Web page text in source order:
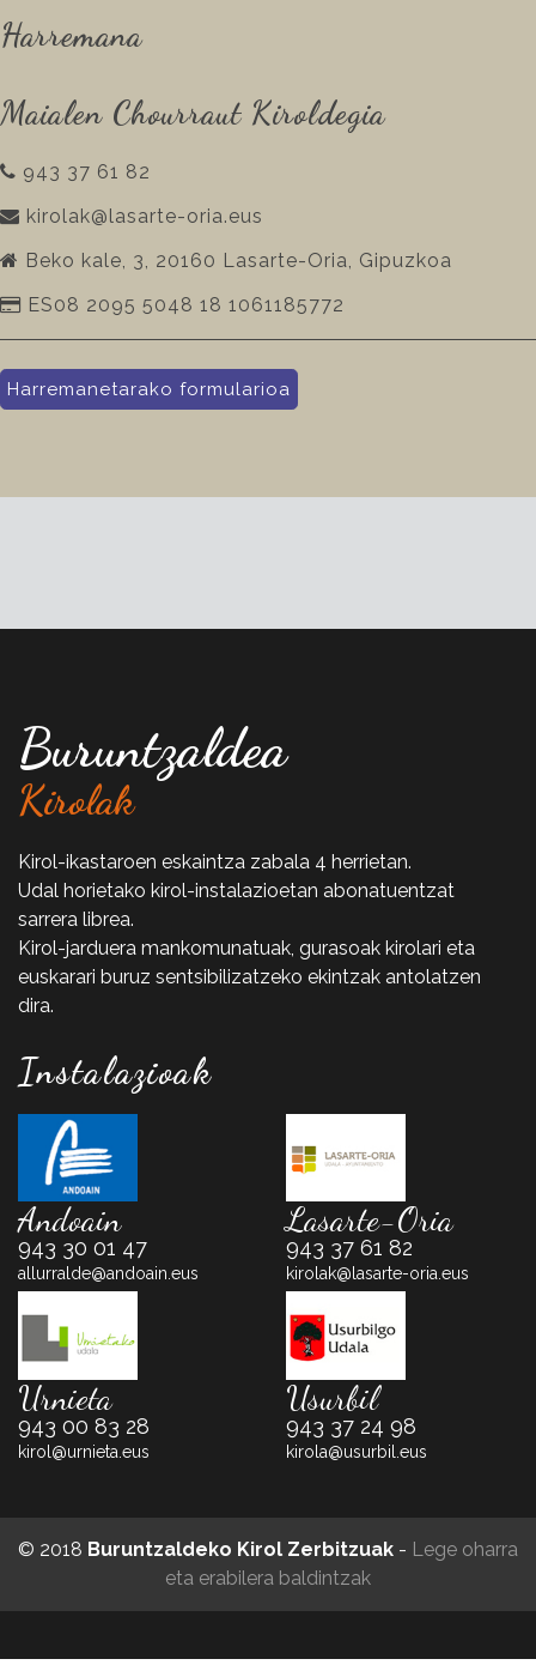
Harremana
Maialen Chourraut Kiroldegia
943 37 61 82
kirolak@lasarte-oria.eus
Beko kale, 3, 20160 Lasarte-Oria, Gipuzkoa
ES08 2095 5048 18 1061185772
Harremanetarako formularioa
Buruntzaldea
Kirolak
Kirol-ikastaroen eskaintza zabala 4 herrietan.
Udal horietako kirol-instalazioetan abonatuentzat
sarrera librea.
Kirol-jarduera mankomunatuak, gurasoak kirolari eta
euskarari buruz sentsibilizatzeko ekintzak antolatzen
dira.
Instalazioak
Andoain
943 30 01 47
allurralde@andoain.eus
Lasarte-Oria
943 37 61 82
kirolak@lasarte-oria.eus
Urnieta
943 00 83 28
kirol@urnieta.eus
Usurbil
943 37 24 98
kirola@usurbil.eus
© 2018 Buruntzaldeko Kirol Zerbitzuak - Lege oharra
eta erabilera baldintzak